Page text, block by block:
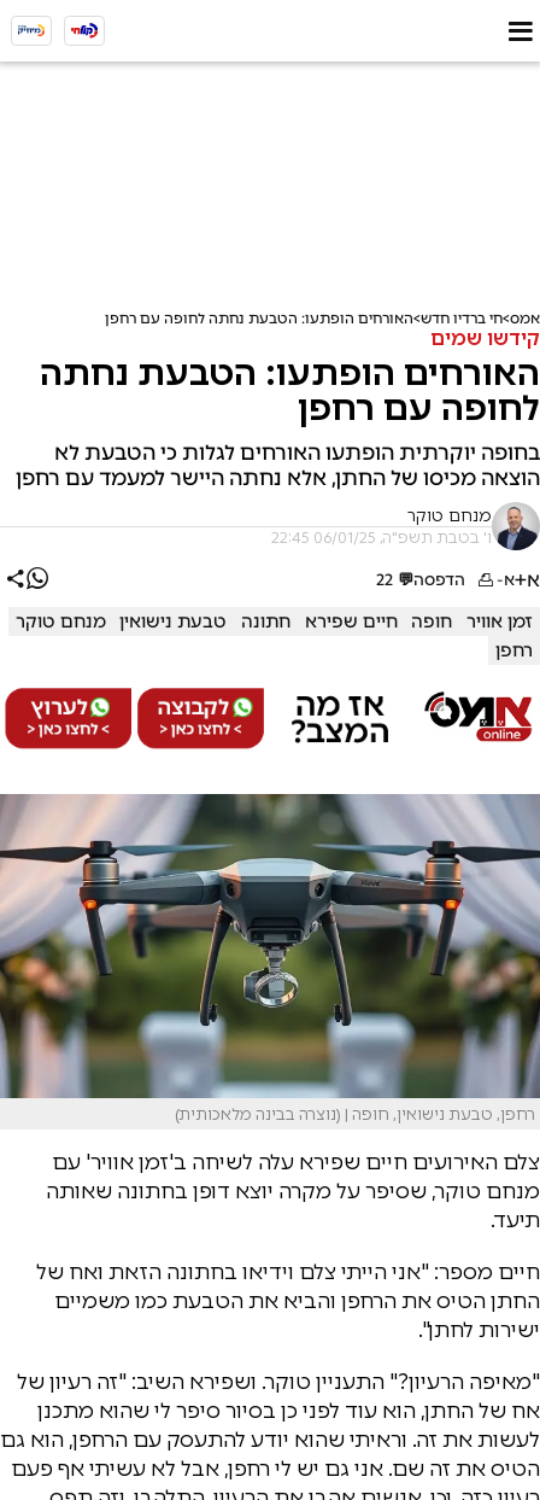
אמס חי ברדיו חדש האורחים הופתעו: הטבעת נחתה לחופה עם רחפן
קידשו שמים
האורחים הופתעו: הטבעת נחתה
לחופה עם רחפן
בחופה יוקרתית הופתעו האורחים לגלות כי הטבעת לא
הוצאה מכיסו של החתן, אלא נחתה היישר למעמד עם רחפן
מנחם טוקר
ו' בטבת תשפ"ה, 06/01/25 22:45
א+א- הדפסה💬
22
זמן אוויר חופה חיים שפירא חתונה טבעת נישואין
מנחם טוקר
רחפן
רחפן, טבעת נישואין, חופה | (נוצרה בבינה מלאכותית)
צלם האירועים חיים שפירא עלה לשיחה ב'זמן אוויר' עם
מנחם טוקר, שסיפר על מקרה יוצא דופן בחתונה שאותה
תיעד.
חיים מספר: "אני הייתי צלם וידיאו בחתונה הזאת ואח של
החתן הטיס את הרחפן והביא את הטבעת כמו משמיים
ישירות לחתן".
"מאיפה הרעיון?" התעניין טוקר. ושפירא השיב: "זה רעיון של
אח של החתן, הוא עוד לפני כן בסיור סיפר לי שהוא מתכנן
לעשות את זה. וראיתי שהוא יודע להתעסק עם הרחפן, הוא גם
הטיס את זה שם. אני גם יש לי רחפן, אבל לא עשיתי אף פעם